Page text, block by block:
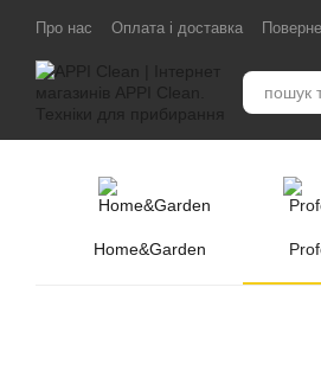
Перейти до основного контенту
Про нас Оплата і доставка
Home&Garden